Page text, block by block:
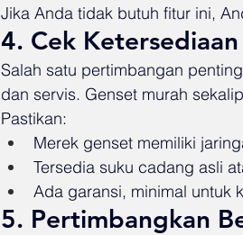
Jika Anda tidak butuh fitur ini,
4. Cek
Salah satu pertimbangan
dan servis. Genset murah
Pastikan:
Merek genset memiliki
Tersedia suku cadang asli
Ada garansi, minimal untuk
5. Pertimbangkan